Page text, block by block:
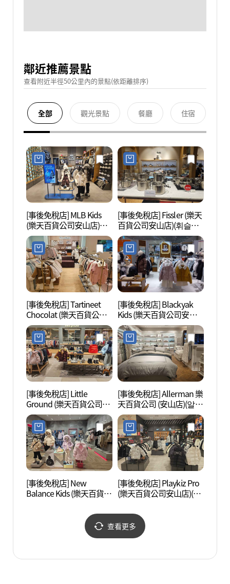
鄰近推薦景點
查看附近半徑50公里內的景點(依距離排序)
全部 觀光景點 餐廳 住宿
[事後免稅店] MLB Kids
(樂天百貨公司安山店)
(MLB키즈 롯데백화점 안
산점)
[事後免稅店] Fissler (樂天
百貨公司安山店)(휘슬러
롯데백화점 안산점)
[事後免稅店] Tartineet
Chocolat (樂天百貨公司
安山店)(타티네쇼콜라 롯
데백화점 안산점)
[事後免稅店] Blackyak
Kids (樂天百貨公司安山
店)(블랙야크키즈 롯데백
화점 안산점)
[事後免稅店] Little
Ground (樂天百貨公司安
山店)(리틀그라운드 롯데
백화점 안산점)
[事後免稅店] Allerman 樂
天百貨公司 (安山店)(알레
르망 롯데백화점 안산점)
[事後免稅店] New
Balance Kids (樂天百貨公
롯데백화점 안산점)
[事後免稅店] Playkiz Pro
(樂天百貨公司安山店)(플
점 안산점)
查看更多